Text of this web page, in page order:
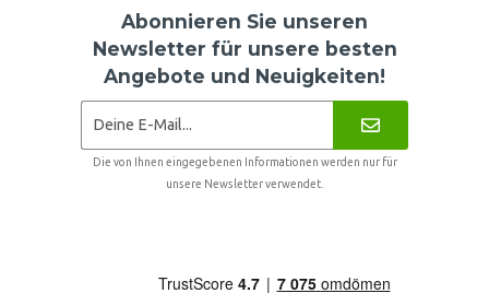
Abonnieren Sie unseren
Newsletter für unsere besten
Angebote und Neuigkeiten!
Die von Ihnen eingegebenen Informationen werden nur für
unsere Newsletter verwendet.